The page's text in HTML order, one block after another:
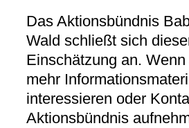
Das Aktionsbündnis
Wald schließt sich
Einschätzung an.
mehr
interessieren oder
Aktionsbündnis